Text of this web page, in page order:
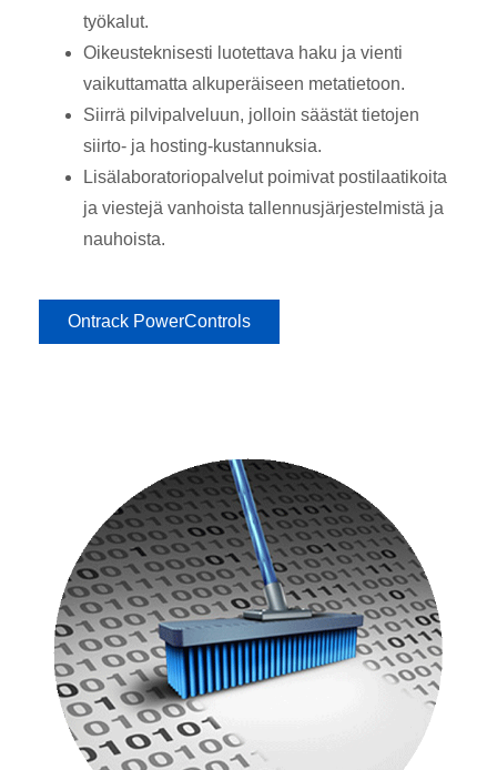
työkalut.
Oikeusteknisesti luotettava haku ja vienti
vaikuttamatta alkuperäiseen metatietoon.
Siirrä pilvipalveluun, jolloin säästät tietojen
siirto- ja hosting-kustannuksia.
Lisälaboratoriopalvelut poimivat postilaatikoita
ja viestejä vanhoista tallennusjärjestelmistä ja
nauhoista.
Ontrack PowerControls